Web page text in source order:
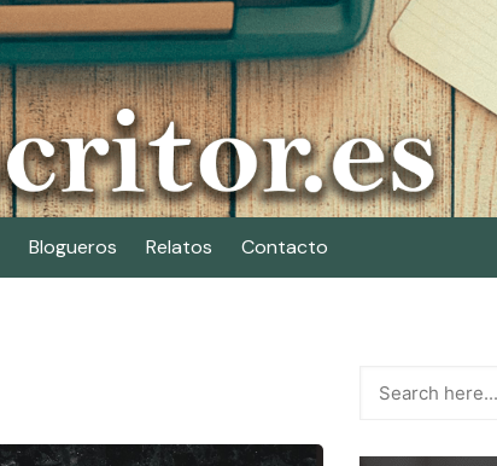
Blogueros Relatos Contacto